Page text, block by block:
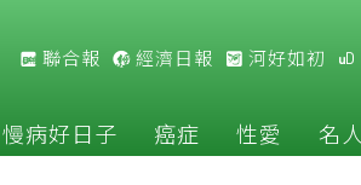
聯合報 經濟日報 河好如初
慢病好日子 癌症 性愛 名人